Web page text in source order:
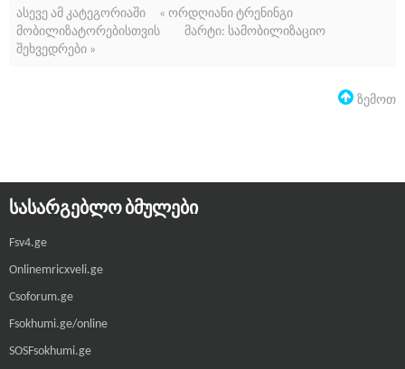
ასევე ამ კატეგორიაში
« ორდღიანი ტრენინგი
მობილიზატორებისთვის
მარტი: სამობილიზაციო
შეხვედრები »
Ზემოთ
ᲡᲐᲡᲐᲠᲒᲔᲑᲚᲝ ᲑᲛᲣᲚᲔᲑᲘ
Fsv4.ge
Onlinemricxveli.ge
Csoforum.ge
Fsokhumi.ge/online
SOSFsokhumi.ge